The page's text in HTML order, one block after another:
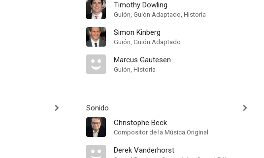
Timothy Dowling
Guión, Guión Adaptado, Historia
Simon Kinberg
Guión, Guión Adaptado
Marcus Gautesen
Guión, Historia
Sonido
Christophe Beck
Compositor de la Música Original
Derek Vanderhorst